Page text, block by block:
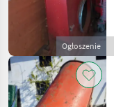
Ogłoszenie